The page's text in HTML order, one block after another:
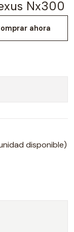
Nx300
ahora
disponible)